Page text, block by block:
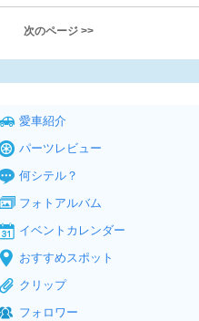
次のページ >>
愛車紹介
パーツレビュー
何シテル？
フォトアルバム
イベントカレンダー
おすすめスポット
クリップ
フォロワー